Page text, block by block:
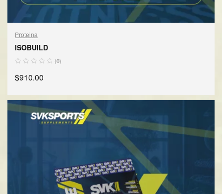
Proteina
ISOBUILD
(0)
$910.00
SELECCIONAR OPCIONES